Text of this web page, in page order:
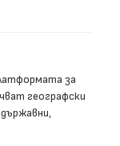
за
географски